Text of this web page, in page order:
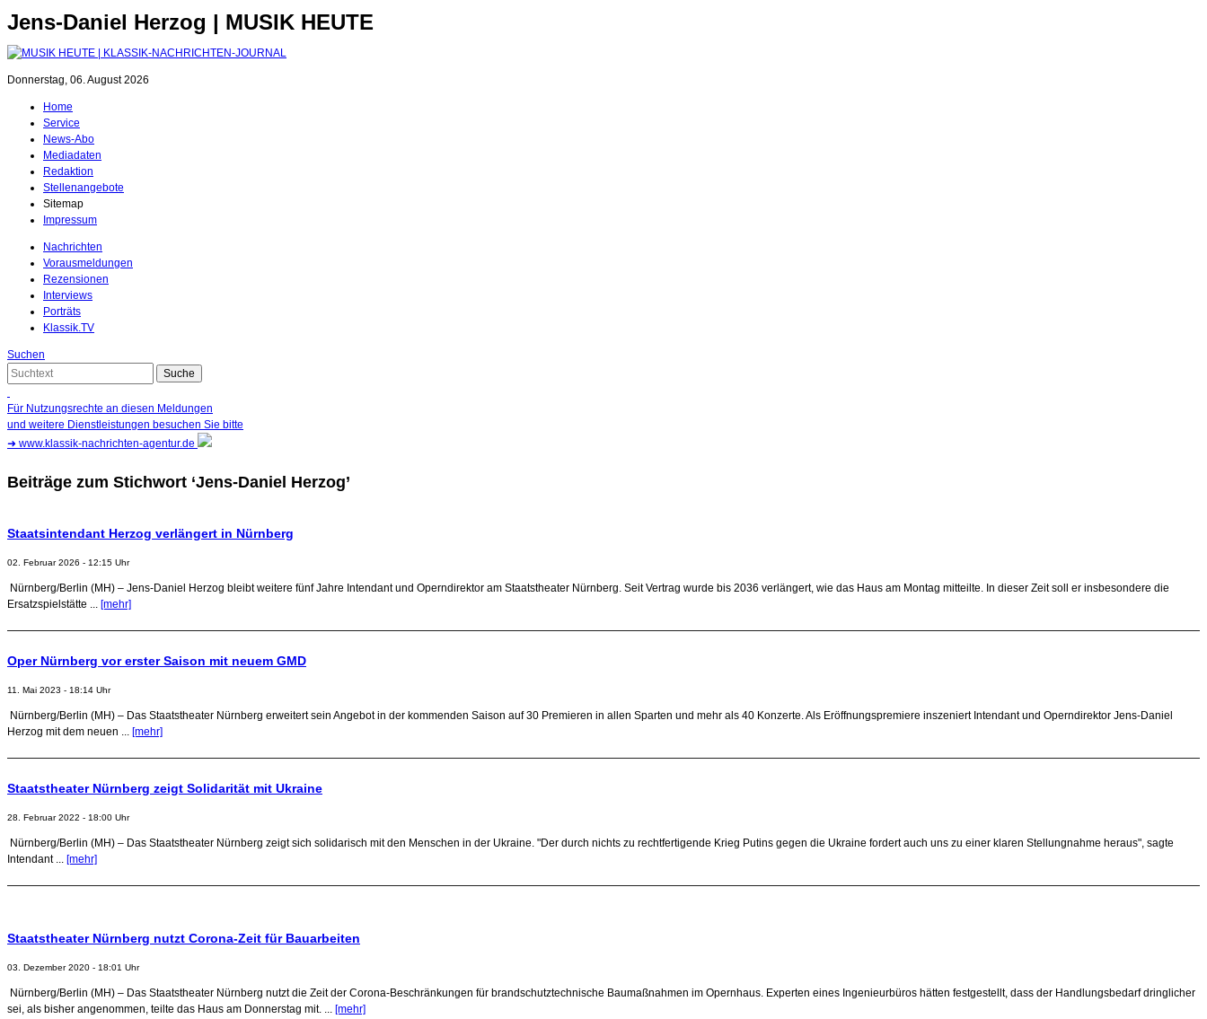
Jens-Daniel Herzog | MUSIK HEUTE
Donnerstag, 06. August 2026
Home
Service
News-Abo
Mediadaten
Redaktion
Stellenangebote
Sitemap
Impressum
Nachrichten
Vorausmeldungen
Rezensionen
Interviews
Porträts
Klassik.TV
Suchen
Für Nutzungsrechte an diesen Meldungen
und weitere Dienstleistungen besuchen Sie bitte
➜ www.klassik-nachrichten-agentur.de
Beiträge zum Stichwort ‘Jens-Daniel Herzog’
Staatsintendant Herzog verlängert in Nürnberg
02. Februar 2026 - 12:15 Uhr
Nürnberg/Berlin (MH) – Jens-Daniel Herzog bleibt weitere fünf Jahre Intendant und Operndirektor am Staatstheater Nürnberg. Seit Vertrag wurde bis 2036 verlängert, wie das Haus am Montag mitteilte. In dieser Zeit soll er insbesondere die
Ersatzspielstätte ... [mehr]
Oper Nürnberg vor erster Saison mit neuem GMD
11. Mai 2023 - 18:14 Uhr
Nürnberg/Berlin (MH) – Das Staatstheater Nürnberg erweitert sein Angebot in der kommenden Saison auf 30 Premieren in allen Sparten und mehr als 40 Konzerte. Als Eröffnungspremiere inszeniert Intendant und Operndirektor Jens-Daniel
Herzog mit dem neuen ... [mehr]
Staatstheater Nürnberg zeigt Solidarität mit Ukraine
28. Februar 2022 - 18:00 Uhr
Nürnberg/Berlin (MH) – Das Staatstheater Nürnberg zeigt sich solidarisch mit den Menschen in der Ukraine. "Der durch nichts zu rechtfertigende Krieg Putins gegen die Ukraine fordert auch uns zu einer klaren Stellungnahme heraus", sagte
Intendant ... [mehr]
Staatstheater Nürnberg nutzt Corona-Zeit für Bauarbeiten
03. Dezember 2020 - 18:01 Uhr
Nürnberg/Berlin (MH) – Das Staatstheater Nürnberg nutzt die Zeit der Corona-Beschränkungen für brandschutztechnische Baumaßnahmen im Opernhaus. Experten eines Ingenieurbüros hätten festgestellt, dass der Handlungsbedarf dringlicher
sei, als bisher angenommen, teilte das Haus am Donnerstag mit. ... [mehr]